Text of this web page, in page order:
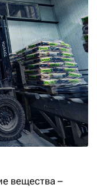
вещества –